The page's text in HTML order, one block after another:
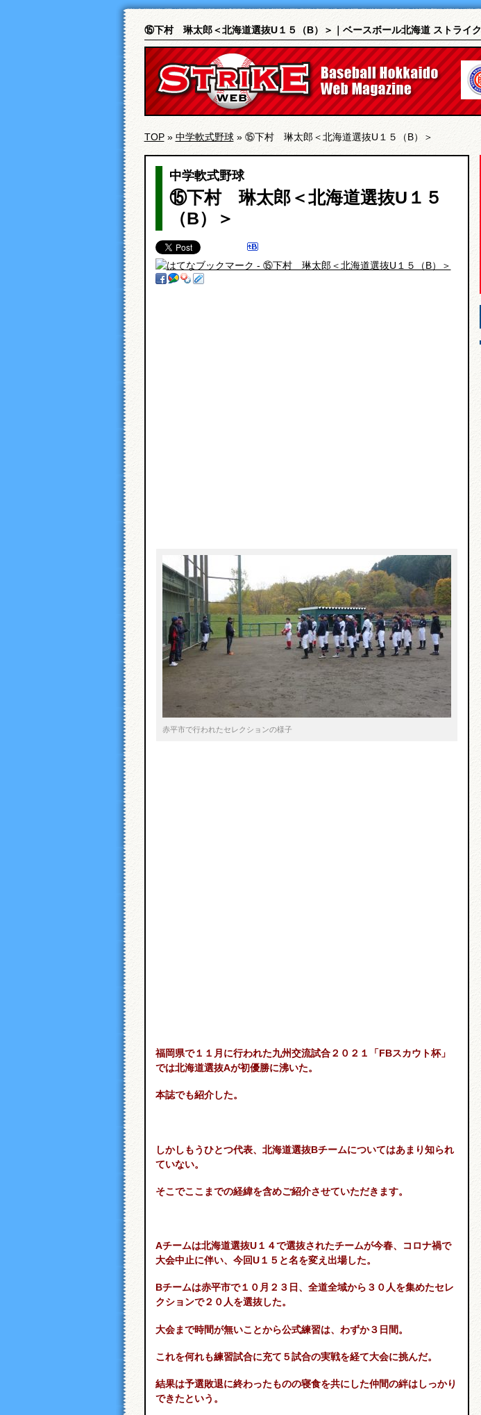
⑮下村 琳太郎＜北海道選抜U１５（B）＞｜ベースボール北海道 ストライク
TOP » 中学軟式野球» ⑮下村 琳太郎＜北海道選抜U１５（B）＞
中学軟式野球
⑮下村 琳太郎＜北海道選抜U１５
（B）＞
赤平市で行われたセレクションの様子
福岡県で１１月に行われた九州交流試合２０２１「FBスカウト杯」
では北海道選抜Aが初優勝に沸いた。
本誌でも紹介した。
しかしもうひとつ代表、北海道選抜Bチームについてはあまり知られ
ていない。
そこでここまでの経緯を含めご紹介させていただきます。
Aチームは北海道選抜U１４で選抜されたチームが今春、コロナ禍で
大会中止に伴い、今回U１５と名を変え出場した。
Bチームは赤平市で１０月２３日、全道全域から３０人を集めたセレ
クションで２０人を選抜した。
大会まで時間が無いことから公式練習は、わずか３日間。
これを何れも練習試合に充て５試合の実戦を経て大会に挑んだ。
結果は予選敗退に終わったものの寝食を共にした仲間の絆はしっかり
できたという。